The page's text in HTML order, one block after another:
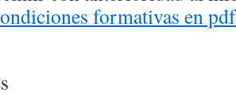
formativas en pdf